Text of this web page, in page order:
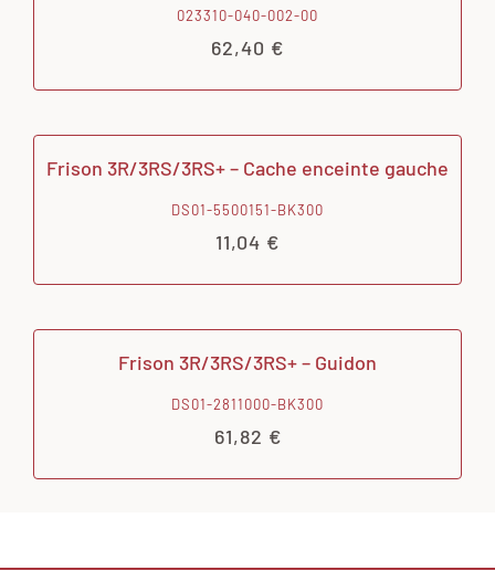
023310-040-002-00
62,40 €
Frison 3R/3RS/3RS+ – Cache enceinte gauche
DS01-5500151-BK300
11,04 €
Frison 3R/3RS/3RS+ – Guidon
DS01-2811000-BK300
61,82 €